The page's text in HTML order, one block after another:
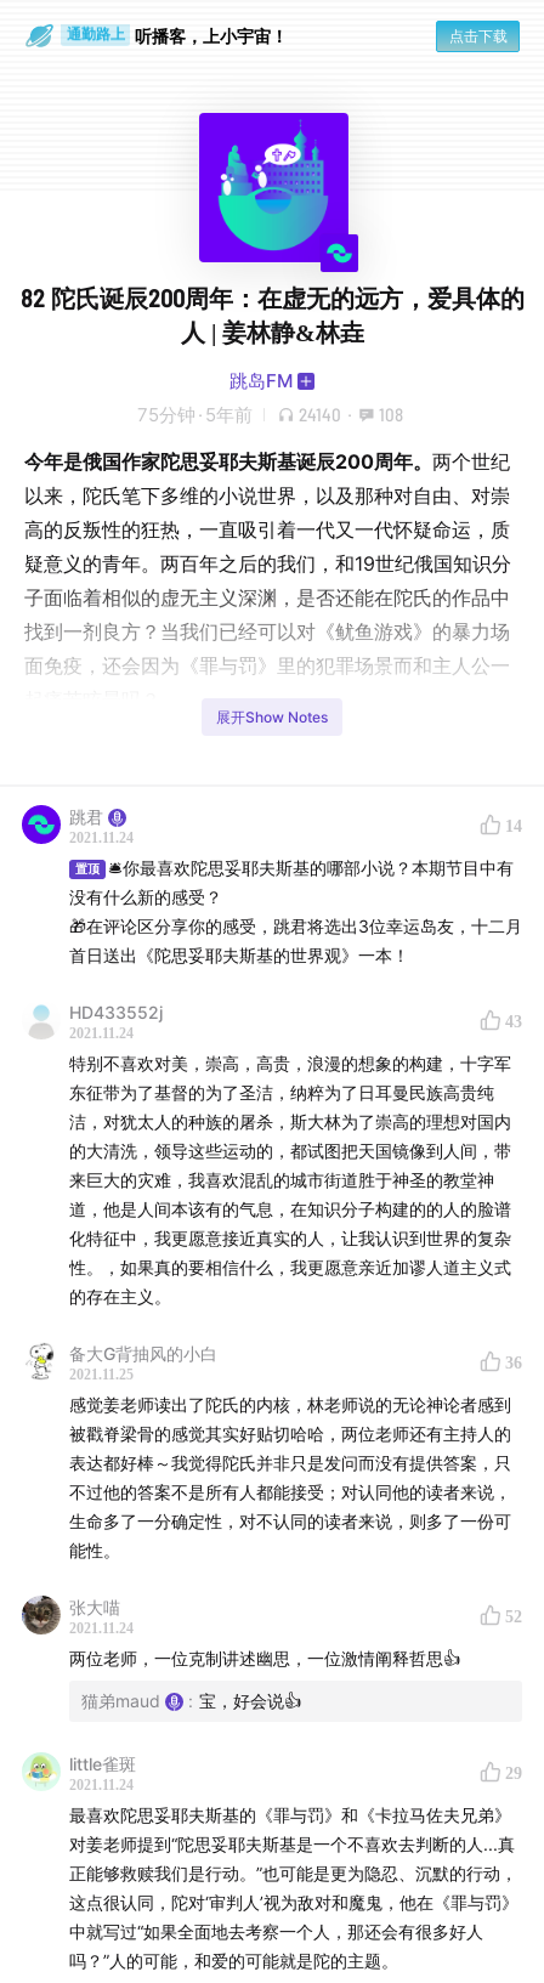
通勤路上 听播客，上小宇宙！ 点击下载
82 陀氏诞辰200周年：在虚无的远方，爱具体的
人 | 姜林静&林垚
跳岛FM
75分钟 · 5年前 24140 · 108
今年是俄国作家陀思妥耶夫斯基诞辰200周年。 两个世纪
以来，陀氏笔下多维的小说世界，以及那种对自由、对崇
高的反叛性的狂热，一直吸引着一代又一代怀疑命运，质
疑意义的青年。两百年之后的我们，和19世纪俄国知识分
子面临着相似的虚无主义深渊，是否还能在陀氏的作品中
找到一剂良方？当我们已经可以对《鱿鱼游戏》的暴力场
面免疫，还会因为《罪与罚》里的犯罪场景而和主人公一
一段对陀思妥耶夫斯基欲罢不能的少年记忆，却随着年龄
的增长对陀氏的作品发展出了不同的态度。一个依然会被
故事中热切的渴望所触动，另一个却不再认同陀氏对人
类、对世界、对社会的看法。当铁粉遇到黑粉，当比较文
学遇到政治学视角，当信仰遇到无神论，两位青年学者对
相对的对话本身就是进入陀思妥耶夫斯基最好的方式
，无
论你我是否认同陀氏在作品中指示的出路，都不得不在阅
读他的过程中直面自己，搅动自以为沉静的心灵。
【本期嘉宾】
【本期主持】
【时间轴】
铁粉也好黑粉也好，都有对陀思妥耶夫斯基欲罢不
能的少年时光
展开Show Notes
跳君
2021.11.24
14
置顶
🛎️你最喜欢陀思妥耶夫斯基的哪部小说？本期节目中有
没有什么新的感受？
🎁在评论区分享你的感受，跳君将选出3位幸运岛友，十二月
首日送出《陀思妥耶夫斯基的世界观》一本！
HD433552j
2021.11.24
43
特别不喜欢对美，崇高，高贵，浪漫的想象的构建，十字军
东征带为了基督的为了圣洁，纳粹为了日耳曼民族高贵纯
洁，对犹太人的种族的屠杀，斯大林为了崇高的理想对国内
的大清洗，领导这些运动的，都试图把天国镜像到人间，带
来巨大的灾难，我喜欢混乱的城市街道胜于神圣的教堂神
道，他是人间本该有的气息，在知识分子构建的的人的脸谱
化特征中，我更愿意接近真实的人，让我认识到世界的复杂
性。，如果真的要相信什么，我更愿意亲近加谬人道主义式
的存在主义。
备大G背抽风的小白
2021.11.25
36
感觉姜老师读出了陀氏的内核，林老师说的无论神论者感到
被戳脊梁骨的感觉其实好贴切哈哈，两位老师还有主持人的
表达都好棒～我觉得陀氏并非只是发问而没有提供答案，只
不过他的答案不是所有人都能接受；对认同他的读者来说，
生命多了一分确定性，对不认同的读者来说，则多了一份可
能性。
张大喵
2021.11.24
52
两位老师，一位克制讲述幽思，一位激情阐释哲思👍
猫弟maud : 宝，好会说👍
little雀斑
2021.11.24
29
最喜欢陀思妥耶夫斯基的《罪与罚》和《卡拉马佐夫兄弟》
对姜老师提到“陀思妥耶夫斯基是一个不喜欢去判断的人...真
正能够救赎我们是行动。”也可能是更为隐忍、沉默的行动，
这点很认同，陀对‘审判人’视为敌对和魔鬼，他在《罪与罚》
中就写过“如果全面地去考察一个人，那还会有很多好人
吗？”人的可能，和爱的可能就是陀的主题。